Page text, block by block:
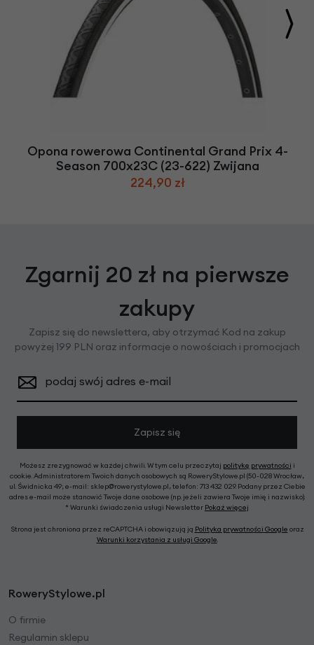
Opona rowerowa Continental Grand Prix 4-
Season 700x23C (23-622) Zwijana
224,90 zł
Zgarnij 20 zł na pierwsze
zakupy
Zapisz się do newslettera, aby otrzymać Kod na zakup
powyżej 199 PLN oraz informacje o nowościach i promocjach
podaj swój adres e-mail
Zapisz się
Możesz zrezygnować w każdej chwili. W tym celu przeczytaj politykę prywatności i
cookie. Administratorem Twoich danych osobowych są RoweryStylowe.pl (50-028 Wrocław,
ul. Świdnicka 49; e-mail: sklep@rowerystylowe.pl, telefon: 713 432 029. Podany przez Ciebie
adres e-mail może stanowić Twoje dane osobowe (np. jeżeli zawiera Twoje imię i nazwisko).
* Warunki świadczenia usługi Newsletter Pokaż więcej
Strona jest chroniona przez reCAPTCHA i obowiązują ją Polityka prywatności Google oraz
Warunki korzystania z usługi Google.
RoweryStylowe.pl
O firmie
Regulamin sklepu